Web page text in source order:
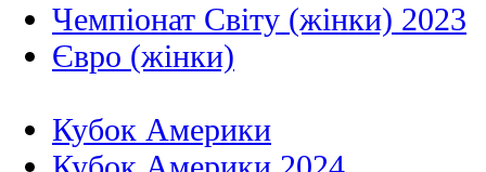
Чемпіонат Світу (жінки) 2023
Євро (жінки)
Кубок Америки